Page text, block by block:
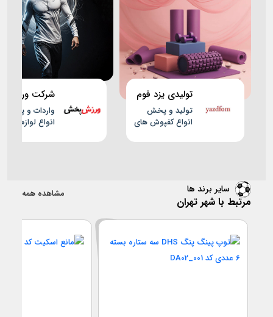
تولیدی یزد فوم
تولید و پخش
انواع کفپوش های
شرکت ورزش
پخش قاسمی
واردات و پخش
انواع لوازم و
سایر برند ها
مرتبط با شهر تهران
مشاهده همه